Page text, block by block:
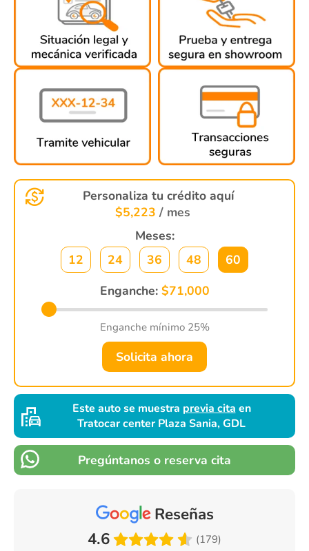
Personaliza tu crédito aquí
$5,223 / mes
Meses:
12
24 36 48
60
Enganche: $71,000
Enganche mínimo 25%
Solicita ahora
Este auto se muestra previa cita en
Tratocar center Plaza Sania, GDL
Pregúntanos o reserva cita
Reseñas
4.6
(179)